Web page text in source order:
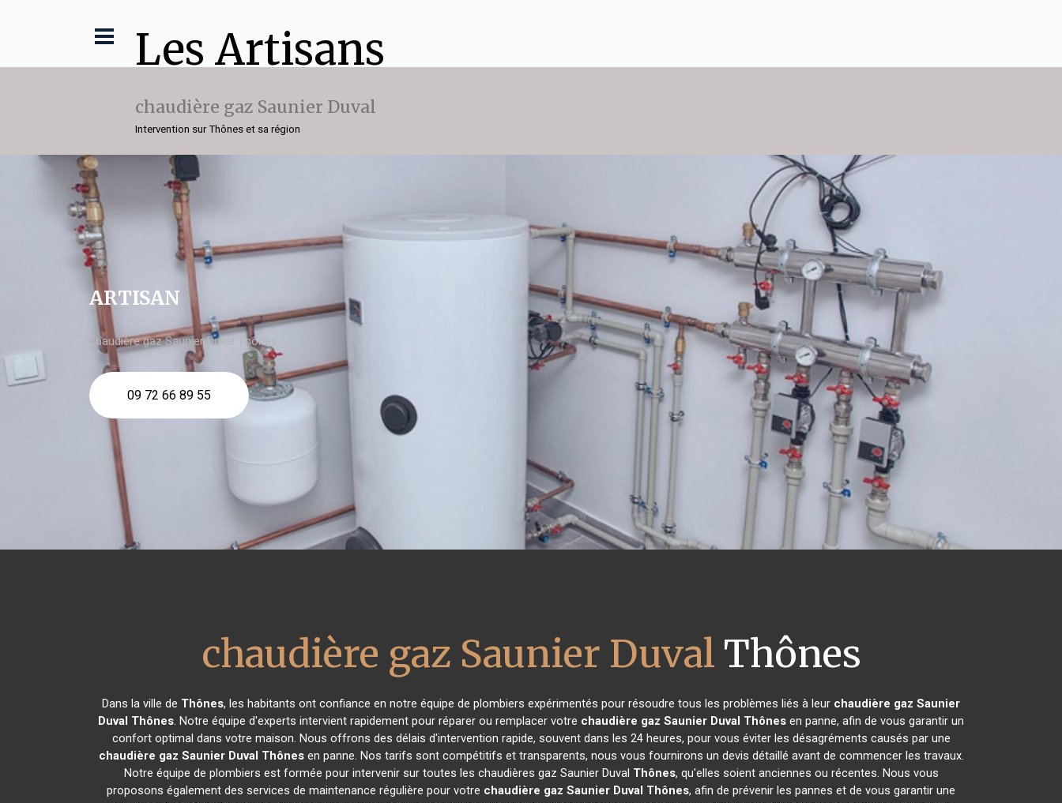
Les Artisans
chaudière gaz Saunier Duval
Intervention sur Thônes et sa région
ARTISAN
chaudière gaz Saunier Duval Thônes
09 72 66 89 55
chaudière gaz Saunier Duval Thônes
Dans la ville de Thônes, les habitants ont confiance en notre équipe de plombiers expérimentés pour résoudre tous les problèmes liés à leur chaudière gaz Saunier
Duval Thônes. Notre équipe d'experts intervient rapidement pour réparer ou remplacer votre chaudière gaz Saunier Duval Thônes en panne, afin de vous garantir un
confort optimal dans votre maison. Nous offrons des délais d'intervention rapide, souvent dans les 24 heures, pour vous éviter les désagréments causés par une
chaudière gaz Saunier Duval Thônesen panne. Nos tarifs sont compétitifs et transparents, nous vous fournirons un devis détaillé avant de commencer les travaux.
Notre équipe de plombiers est formée pour intervenir sur toutes les chaudières gaz Saunier Duval Thônes, qu'elles soient anciennes ou récentes. Nous vous
proposons également des services de maintenance régulière pour votre chaudière gaz Saunier Duval Thônes, afin de prévenir les pannes et de vous garantir une